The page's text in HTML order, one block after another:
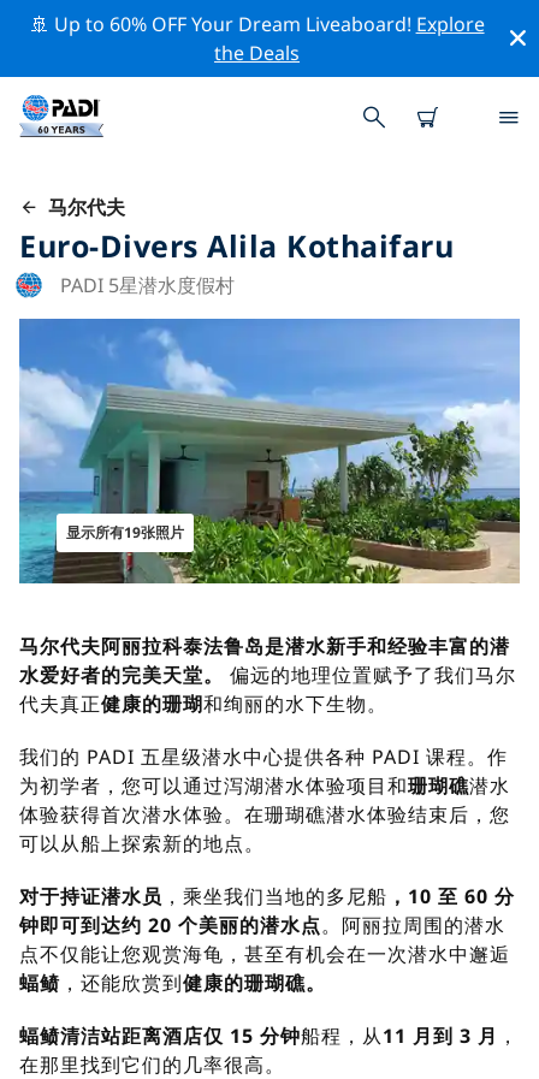
🚢 Up to 60% OFF Your Dream Liveaboard! Explore
the Deals
马尔代夫
Euro-Divers Alila Kothaifaru
PADI 5星潜水度假村
显示所有19张照片
马尔代夫阿丽拉科泰法鲁岛是潜水新手和经验丰富的潜
水爱好者的完美天堂。
偏远的地理位置赋予了我们马尔
代夫真正健康的珊瑚和绚丽的水下生物。
我们的 PADI 五星级潜水中心提供各种 PADI 课程。作
为初学者，您可以通过泻湖潜水体验项目和珊瑚礁潜水
体验获得首次潜水体验。在珊瑚礁潜水体验结束后，您
可以从船上探索新的地点。
对于持证潜水员 ，乘坐我们当地的多尼船 ，10 至 60 分
钟即可到达约 20 个美丽的潜水点。阿丽拉周围的潜水
点不仅能让您观赏海龟，甚至有机会在一次潜水中邂逅
蝠鲼 ，还能欣赏到健康的珊瑚礁。
蝠鲼清洁站距离酒店仅 15 分钟船程，从11 月到 3 月 ，
在那里找到它们的几率很高。